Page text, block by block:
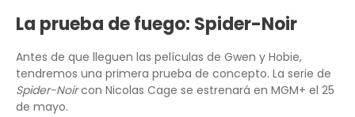
La prueba de fuego: Spider-Noir
Antes de que lleguen las películas de Gwen y Hobie,
tendremos una primera prueba de concepto. La serie de
Spider-Noircon Nicolas Cage se estrenará en MGM+ el 25
de mayo.